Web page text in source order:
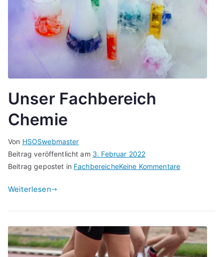
Unser Fachbereich
Chemie
Von HSOSwebmaster
Beitrag veröffentlicht am 3. Februar 2022
Beitrag gepostet in FachbereicheKeine Kommentarezu
Weiterlesen